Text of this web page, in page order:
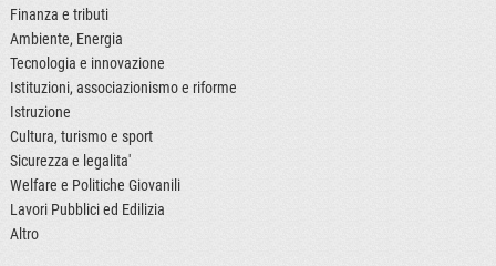
Finanza e tributi
Ambiente, Energia
Tecnologia e innovazione
Istituzioni, associazionismo e riforme
Istruzione
Cultura, turismo e sport
Sicurezza e legalita'
Welfare e Politiche Giovanili
Lavori Pubblici ed Edilizia
Altro